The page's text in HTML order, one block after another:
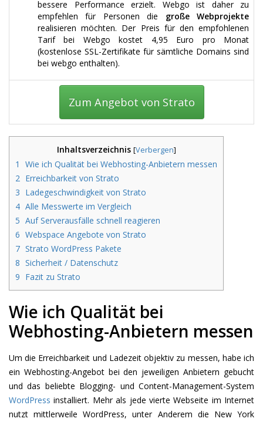
bessere Performance erzielt. Webgo ist daher zu
empfehlen für Personen die große Webprojekte
realisieren möchten. Der Preis für den empfohlenen
Tarif bei Webgo kostet 4,95 Euro pro Monat
(kostenlose SSL-Zertifikate für sämtliche Domains sind
bei webgo enthalten).
Zum Angebot von Strato
Inhaltsverzeichnis [Verbergen]
1
Wie ich Qualität bei Webhosting-Anbietern messen
2 Erreichbarkeit von Strato
3 Ladegeschwindigkeit von Strato
4 Alle Messwerte im Vergleich
5 Auf Serverausfälle schnell reagieren
6 Webspace Angebote von Strato
7 Strato WordPress Pakete
8 Sicherheit / Datenschutz
9 Fazit zu Strato
Wie ich Qualität bei
Webhosting-Anbietern messen
Um die Erreichbarkeit und Ladezeit objektiv zu messen, habe ich
ein Webhosting-Angebot bei den jeweiligen Anbietern gebucht
und das beliebte Blogging- und Content-Management-System
WordPress installiert. Mehr als jede vierte Webseite im Internet
nutzt mittlerweile WordPress, unter Anderem die New York